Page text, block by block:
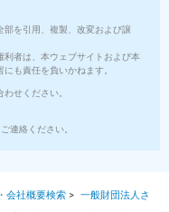
部を引用、複製、改変および譲
利者は、本ウェブサイトおよび本
も責任を負いかねます。
せください。
連絡ください。
会社概要検索 > 一般財団法人さ